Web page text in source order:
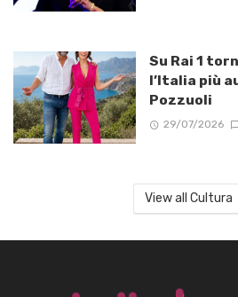
Su Rai 1
l’Italia più
Pozzuoli
29/07/2026
View all Cultura